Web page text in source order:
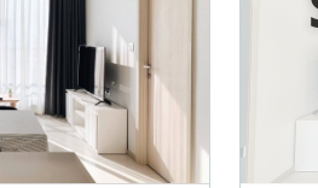
ม พร้อมเข้าอยู่
ร์,ไมโครเวฟ ฯ